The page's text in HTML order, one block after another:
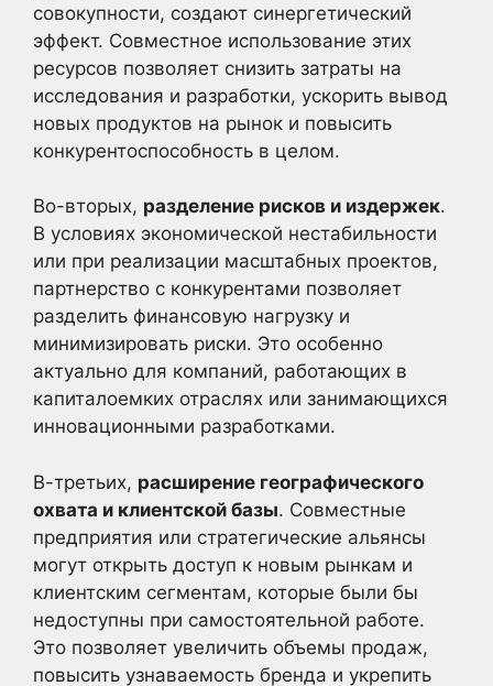
совокупности, создают синергетический
эффект. Совместное использование этих
ресурсов позволяет снизить затраты на
исследования и разработки, ускорить вывод
новых продуктов на рынок и повысить
конкурентоспособность в целом.
Во-вторых, разделение рисков и издержек.
В условиях экономической нестабильности
или при реализации масштабных проектов,
партнерство с конкурентами позволяет
разделить финансовую нагрузку и
минимизировать риски. Это особенно
актуально для компаний, работающих в
капиталоемких отраслях или занимающихся
инновационными разработками.
В-третьих, расширение географического
охвата и клиентской базы. Совместные
предприятия или стратегические альянсы
могут открыть доступ к новым рынкам и
клиентским сегментам, которые были бы
недоступны при самостоятельной работе.
Это позволяет увеличить объемы продаж,
повысить узнаваемость бренда и укрепить